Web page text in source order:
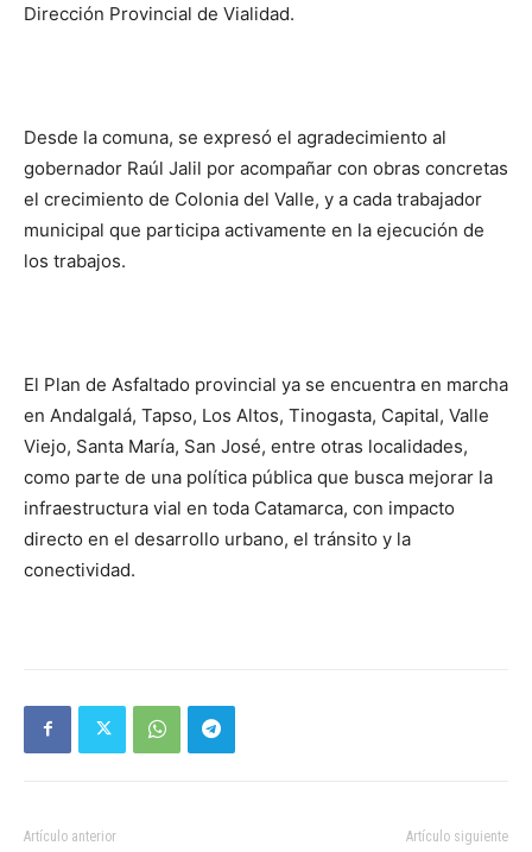
Dirección Provincial de Vialidad.
Desde la comuna, se expresó el agradecimiento al
gobernador Raúl Jalil por acompañar con obras concretas
el crecimiento de Colonia del Valle, y a cada trabajador
municipal que participa activamente en la ejecución de
los trabajos.
El Plan de Asfaltado provincial ya se encuentra en marcha
en Andalgalá, Tapso, Los Altos, Tinogasta, Capital, Valle
Viejo, Santa María, San José, entre otras localidades,
como parte de una política pública que busca mejorar la
infraestructura vial en toda Catamarca, con impacto
directo en el desarrollo urbano, el tránsito y la
conectividad.
Artículo anterior Artículo siguiente